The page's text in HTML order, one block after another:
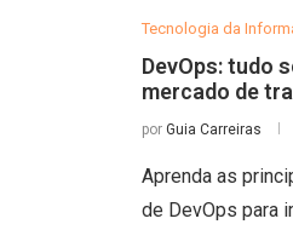
Tecnologia da
DevOps: tudo
mercado de
por Guia Carreiras
Aprenda as
de DevOps para